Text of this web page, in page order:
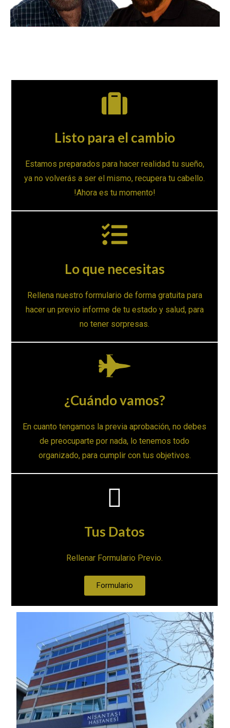
Listo para el cambio
Estamos preparados para hacer realidad tu sueño,
ya no volverás a ser el mismo, recupera tu cabello.
!Ahora es tu momento!
Lo que necesitas
Rellena nuestro formulario de forma gratuita para
hacer un previo informe de tu estado y salud, para
no tener sorpresas.
¿Cuándo vamos?
En cuanto tengamos la previa aprobación, no debes
de preocuparte por nada, lo tenemos todo
organizado, para cumplir con tus objetivos.
Tus Datos
Rellenar Formulario Previo.
Formulario